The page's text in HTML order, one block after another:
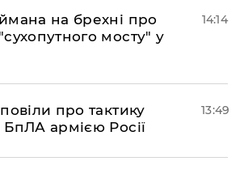
на брехні про
мосту" у
14:14
про тактику
БпЛА армією Росії
13:49